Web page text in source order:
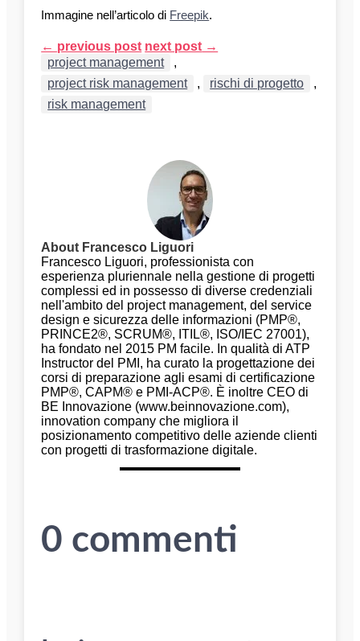
Immagine nell’articolo di Freepik.
← previous post next post →
project management
,
project risk management
, rischi di progetto
,
risk management
About Francesco Liguori
Francesco Liguori, professionista con
esperienza pluriennale nella gestione di progetti
complessi ed in possesso di diverse credenziali
nell'ambito del project management, del service
design e sicurezza delle informazioni (PMP®,
PRINCE2®, SCRUM®, ITIL®, ISO/IEC 27001),
ha fondato nel 2015 PM facile. In qualità di ATP
Instructor del PMI, ha curato la progettazione dei
corsi di preparazione agli esami di certificazione
PMP®, CAPM® e PMI-ACP®. È inoltre CEO di
BE Innovazione (www.beinnovazione.com),
innovation company che migliora il
posizionamento competitivo delle aziende clienti
con progetti di trasformazione digitale.
0 commenti